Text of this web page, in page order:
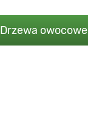
Drzewa owocowe